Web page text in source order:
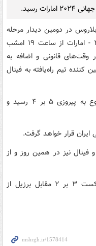
رسید.
بلاروس در دومین دیدار مرحله
نیمه‌نهایی جام جهانی فوتبال ساحلی ۲۰۲۴ - امارات از ساعت ۱۹ امشب
قانونی و اضافه به
کننده تیم راه‌یافته به فینال
در ضربات پنالتی تیم ملی ایتالیا در مجموع به پیروزی ۵ بر ۴ رسید و
ایران قرار خواهد گرفت.
بازی رده‌بندی فردا (یکشنبه) ساعت ۱۷:۳۰ و فینال نیز در همین روز و از
تیم ملی فوتبال ساحلی ایران امروز با شکست ۳ بر ۲ مقابل برزیل از